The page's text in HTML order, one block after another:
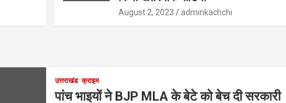
August 2, 2023 adminkachchi
उत्तराखंड क्राइम
पांच भाइयों ने BJP MLA के बेटे को बेच दी सरकारी